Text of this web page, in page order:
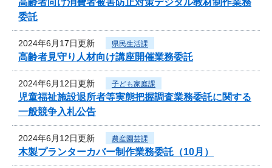
委託
2024年6月17日更新 県民生活課
高齢者見守り人材向け講座開催業務委託
2024年6月12日更新 子ども家庭課
児童福祉施設退所者等実態把握調査業務委託に関する
一般競争入札公告
2024年6月12日更新 農産園芸課
木製プランターカバー制作業務委託（10月）